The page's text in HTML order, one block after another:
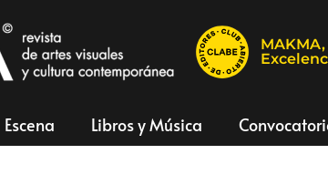
Escena Libros y Música